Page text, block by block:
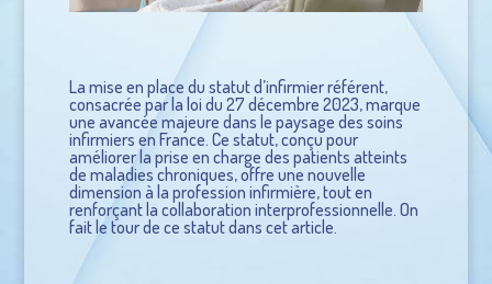
La mise en place du statut d’infirmier référent,
consacrée par la loi du 27 décembre 2023, marque
une avancée majeure dans le paysage des soins
infirmiers en France. Ce statut, conçu pour
améliorer la prise en charge des patients atteints
de maladies chroniques, offre une nouvelle
dimension à la profession infirmière, tout en
renforçant la collaboration interprofessionnelle. On
fait le tour de ce statut dans cet article.